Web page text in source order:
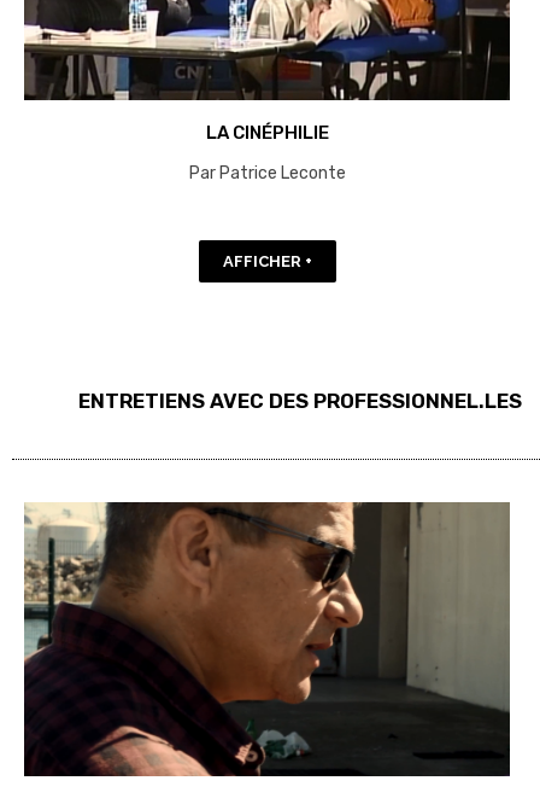
LA CINÉPHILIE
Par Patrice Leconte
AFFICHER +
ENTRETIENS AVEC DES PROFESSIONNEL.LES